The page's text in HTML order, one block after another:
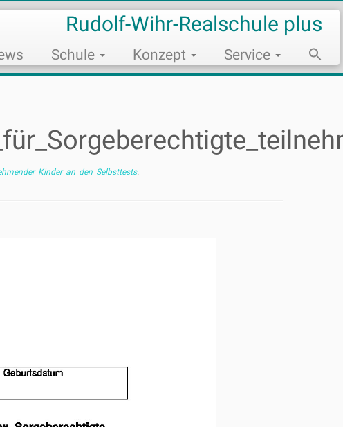
Rudolf-Wihr-Realschule plus
Schule Konzept Service
for:
Search
.